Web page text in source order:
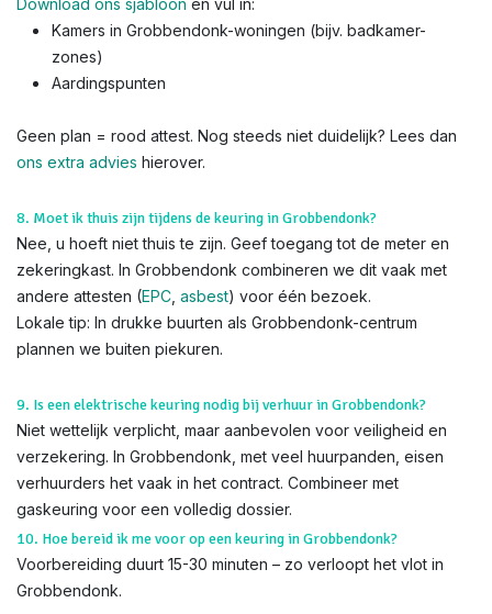
Download ons sjabloon en vul in:
Kamers in Grobbendonk-woningen (bijv. badkamer-
zones)
Aardingspunten
Geen plan = rood attest. Nog steeds niet duidelijk? Lees dan
ons extra advies hierover.
8. Moet ik thuis zijn tijdens de keuring in Grobbendonk?
Nee, u hoeft niet thuis te zijn. Geef toegang tot de meter en
zekeringkast. In Grobbendonk combineren we dit vaak met
andere attesten (EPC asbest) voor één bezoek.
Lokale tip: In drukke buurten als Grobbendonk-centrum
plannen we buiten piekuren.
9. Is een elektrische keuring nodig bij verhuur in Grobbendonk?
Niet wettelijk verplicht, maar aanbevolen voor veiligheid en
verzekering. In Grobbendonk, met veel huurpanden, eisen
verhuurders het vaak in het contract. Combineer met
gaskeuring voor een volledig dossier.
10. Hoe bereid ik me voor op een keuring in Grobbendonk?
Voorbereiding duurt 15-30 minuten – zo verloopt het vlot in
Grobbendonk.